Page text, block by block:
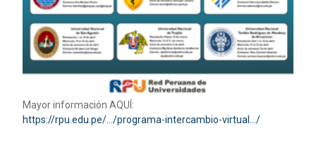
Mayor información AQUÍ:
https://rpu.edu.pe/…/programa-intercambio-virtual…/